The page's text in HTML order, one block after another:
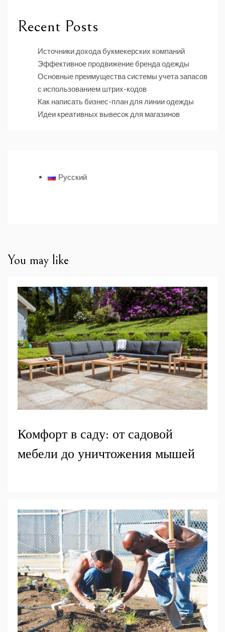
Recent Posts
Источники дохода букмекерских компаний
Эффективное продвижение бренда одежды
Основные преимущества системы учета запасов
с использованием штрих-кодов
Как написать бизнес-план для линии одежды
Идеи креативных вывесок для магазинов
Русский
You may like
Комфорт в саду: от садовой
мебели до уничтожения мышей